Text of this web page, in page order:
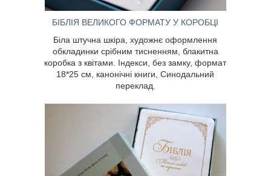
шкіра, художнє
коробка з квітами.
формат 18*25 см,
Синодальний
БІБЛІЯ ВЕЛИКОГО ФОРМАТУ У КОРОБЦІ
Біла штучна шкіра, художнє оформлення
обкладинки срібним тисненням, блакитна
коробка з квітами. Індекси, без замку, формат
18*25 см, канонічні книги, Синодальний
переклад.